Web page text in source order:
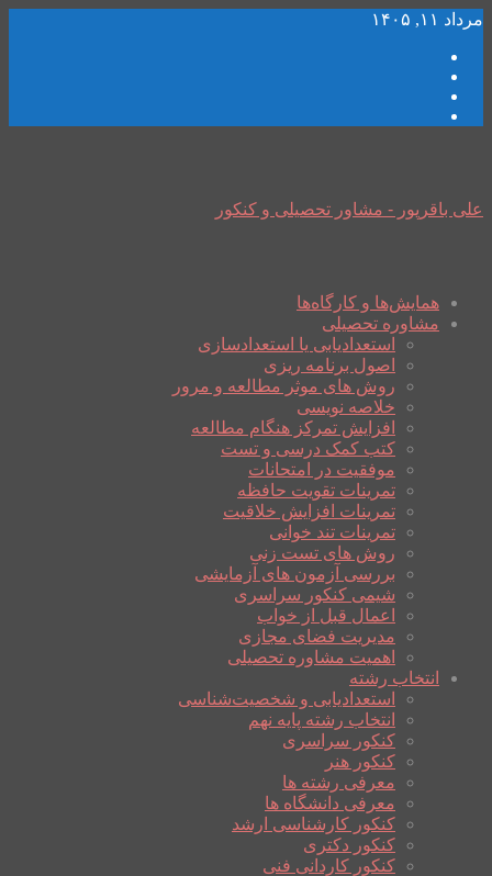
مرداد ۱۱, ۱۴۰۵
علی باقرپور - مشاور تحصیلی و کنکور
همایش‌ها و کارگاه‌ها
مشاوره تحصیلی
استعدادیابی یا استعدادسازی
اصول برنامه ریزی
روش های موثر مطالعه و مرور
خلاصه نویسی
افزایش تمرکز هنگام مطالعه
کتب کمک درسی و تست
موفقیت در امتحانات
تمرینات تقویت حافظه
تمرینات افزایش خلاقیت
تمرینات تند خوانی
روش های تست زنی
بررسی آزمون های آزمایشی
شیمی کنکور سراسری
اعمال قبل از خواب
مدیریت فضای مجازی
اهمیت مشاوره تحصیلی
انتخاب رشته
استعدادیابی و شخصیت‌شناسی
انتخاب رشته پایه نهم
کنکور سراسری
کنکور هنر
معرفی رشته ها
معرفی دانشگاه ها
کنکور کارشناسی ارشد
کنکور دکتری
کنکور کاردانی فنی